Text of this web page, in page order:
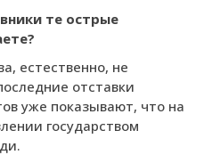
те острые
естественно, не
отставки
уже показывают, что на
государством